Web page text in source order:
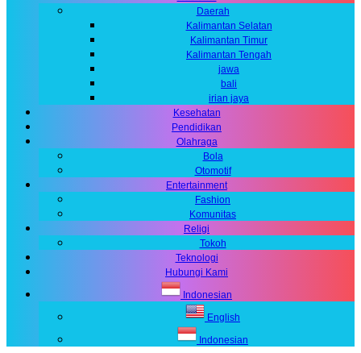
Daerah
Kalimantan Selatan
Kalimantan Timur
Kalimantan Tengah
jawa
bali
irian jaya
Kesehatan
Pendidikan
Olahraga
Bola
Otomotif
Entertainment
Fashion
Komunitas
Religi
Tokoh
Teknologi
Hubungi Kami
Indonesian
English
Indonesian